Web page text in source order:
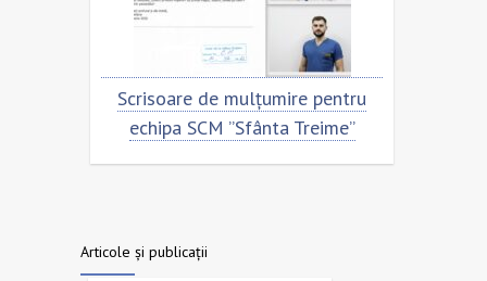
Scrisoare de mulțumire pentru
echipa SCM ”Sfânta Treime”
Articole și publicații